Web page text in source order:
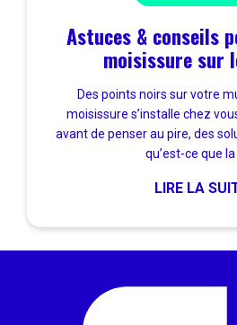
Astuces & conseils
moisissure sur
Des points noirs sur votre
moisissure s’installe chez
avant de penser au pire, des
qu’est-ce que la
LIRE LA